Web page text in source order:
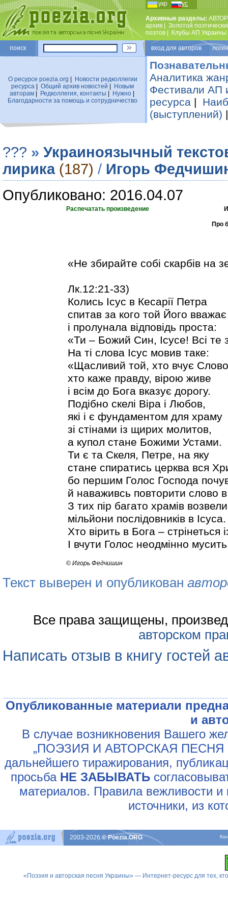
укр рус
Архивные разделы:
архив
Золотой
поэтов
Клубы АП Украины
поиск вход для авторов
О ресурсе poezia.org
Новости редколлегии
ресурса
Общий архив новостей
Новым
авторам| Редколлегия, контакты Нужно|
Благодарности за помощь и сотрудничество
Аналитика
Фестивали АП
ресурса |
(выступлений)
??? » Украиноязычный
лирика (187) / Игорь
Опубликовано: 2016.04.07
Распечатать произведение
Про
«Не збирайте собі скарбів на
Лк.12:21-33)
Колись Ісус в Кесарії Петра
спитав за кого той Його вважає
і пролунала відповідь проста:
«Ти – Божий Син, Ісусе! Всі те
На ті слова Ісус мовив таке:
«Щасливий той, хто вчує
хто каже правду, вірою живе
і всім до Бога вказує дорогу.
Подібно скелі Віра і Любов,
які і є фундаментом для храму
зі стінами із щирих молитов,
а купол стане Божими Устами.
Ти є та Скеля, Петре, на яку
стане спиратись церква вся
бо першим Голос Господа
й наваживсь повторити слово
З тих пір багато храмів
мільйони послідовників в Ісуса.
Хто вірить в Бога – стрінеться
І вчути Голос неодмінно
© Игорь Федчишин
Текст выверен и опубликован
Все права защищены,
авторском
Написать отзыв в книгу гостей
Опубликованные материали
и
В случае возникновения Вашего
„ПОЭЗИЯ И АВТОРСКАЯ ПЕСНЯ
дальнейшего тиражирования,
просьба НЕ ЗАБЫВАТЬ
материалов. Правила вежливости и
источники, из
2003-2026© Poezia.ORG
«Поэзия и авторская песня Украины» — Интернет-ресурс для тех,